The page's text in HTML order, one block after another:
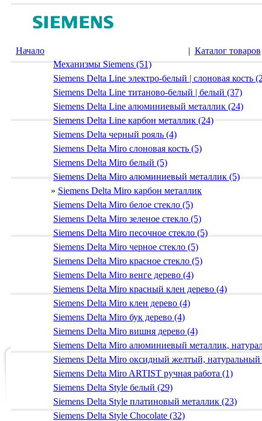
Начало | Каталог товаров
Механизмы Siemens (51)
Siemens Delta Line электро-белый | слоновая кость
Siemens Delta Line титаново-белый | белый (37)
Siemens Delta Line алюминиевый металлик (24)
Siemens Delta Line карбон металлик (24)
Siemens Delta черный рояль (4)
Siemens Delta Miro слоновая кость (5)
Siemens Delta Miro белый (5)
Siemens Delta Miro алюминиевый металлик (5)
» Siemens Delta Miro карбон металлик
Siemens Delta Miro белое стекло (5)
Siemens Delta Miro зеленое стекло (5)
Siemens Delta Miro песочное стекло (5)
Siemens Delta Miro черное стекло (5)
Siemens Delta Miro красное стекло (5)
Siemens Delta Miro венге дерево (4)
Siemens Delta Miro красный клен дерево (4)
Siemens Delta Miro клен дерево (4)
Siemens Delta Miro бук дерево (4)
Siemens Delta Miro вишня дерево (4)
Siemens Delta Miro алюминиевый металлик,
Siemens Delta Miro оксидный желтый,
Siemens Delta Miro ARTIST ручная работа (1)
Siemens Delta Style белый (29)
Siemens Delta Style платиновый металлик (23)
Siemens Delta Style Chocolate (32)